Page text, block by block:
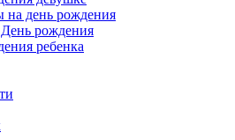
день рождения
рождения
ребенка